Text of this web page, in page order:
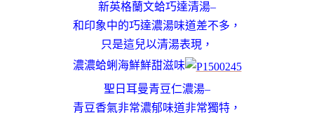
新英格蘭文蛤巧達清湯–
和印象中的巧達濃湯味道差不多，
只是這兒以清湯表現，
濃濃蛤蜊海鮮鮮甜滋味
聖日耳曼青豆仁濃湯–
青豆香氣非常濃郁味道非常獨特，